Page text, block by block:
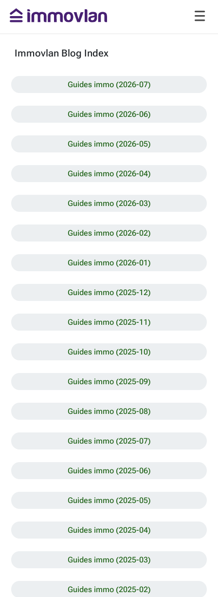
Immovlan Blog Index
Guides immo (2026-07)
Guides immo (2026-06)
Guides immo (2026-05)
Guides immo (2026-04)
Guides immo (2026-03)
Guides immo (2026-02)
Guides immo (2026-01)
Guides immo (2025-12)
Guides immo (2025-11)
Guides immo (2025-10)
Guides immo (2025-09)
Guides immo (2025-08)
Guides immo (2025-07)
Guides immo (2025-06)
Guides immo (2025-05)
Guides immo (2025-04)
Guides immo (2025-03)
Guides immo (2025-02)